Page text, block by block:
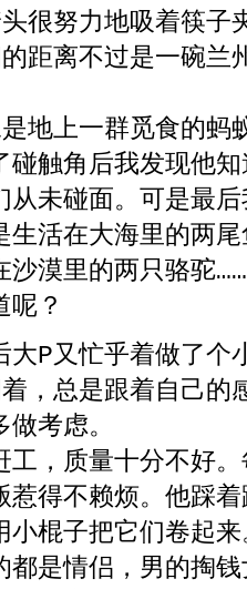
很努力地吸着筷子
距离不过是一碗兰
地上一群觅食的蚂
碰触角后我发现他
从未碰面。可是最
生活在大海里的两
沙漠里的两只骆驼
呢？
大P又忙乎着做了个
，总是跟着自己的
考虑。
工，质量十分不好
惹得不赖烦。他踩
小棍子把它们卷起
都是情侣，男的掏